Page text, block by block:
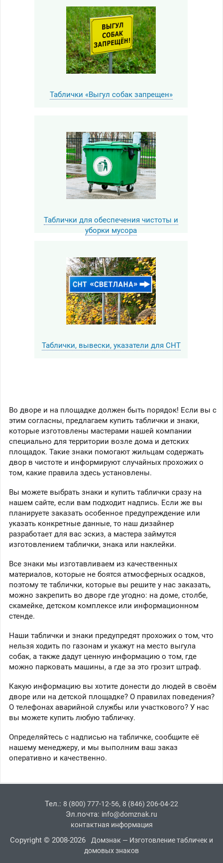
Таблички «Выгул собак запрещен»
Таблички для обеспечения чистоты и
уборки мусора
Таблички, вывески, указатели для СНТ
Во дворе и на площадке должен быть порядок! Если вы с
этим согласны, предлагаем купить таблички и знаки,
которые изготовлены мастерами нашей компании
специально для территории возле дома и детских
площадок. Такие знаки помогают жильцам содержать
двор в чистоте и информируют случайных прохожих о
том, какие правила здесь установлены.
Вы можете выбрать знаки и купить таблички сразу на
нашем сайте, если вам подходит надпись. Если же вы
планируете заказать особенное предупреждение или
указать конкретные данные, то наш дизайнер
разработает для вас эскиз, а мастера займутся
изготовлением таблички, знака или наклейки.
Все знаки мы изготавливаем из качественных
материалов, которые не боятся атмосферных осадков,
поэтому те таблички, которые вы решите у нас заказать,
можно закрепить во дворе где угодно: на доме, столбе,
скамейке, детском комплексе или информационном
стенде.
Наши таблички и знаки предупредят прохожих о том, что
нельзя ходить по газонам и укажут на место выгула
собак, а также дадут ценную информацию о том, где
можно парковать машины, а где за это грозит штраф.
Какую информацию вы хотите донести до людей в своём
дворе или на детской площадке? О правилах поведения?
О телефонах аварийной службы или участкового? У нас
вы можете купить любую табличку.
Определяйтесь с надписью на табличке, сообщите её
нашему менеджеру, и мы выполним ваш заказ
оперативно и качественно.
Тел.: 8 (800) 777-12-56, 8 (846) 206-04-22
Эл.почта: info@domznak.ru
контактная информация
Copyright © 2008-2026
Домзнак — Изготовление табличек и
домовых знаков